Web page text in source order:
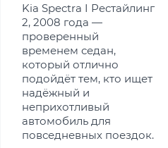
Kia Spectra I Рестайлинг
2, 2008 года —
проверенный
временем седан,
который отлично
подойдёт тем, кто ищет
надёжный и
неприхотливый
автомобиль для
повседневных поездок.